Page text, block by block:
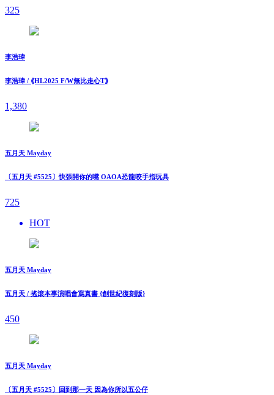
325
李浩瑋
李浩瑋 / ⟪HL2025 F/W無比走⼼T⟫
1,380
五月天 Mayday
〔五月天 #5525〕快張開你的嘴 OAOA恐龍咬手指玩具
725
HOT
五月天 Mayday
五月天 / 搖滾本事演唱會寫真書 {創世紀復刻版}
450
五月天 Mayday
〔五月天 #5525〕回到那一天 因為你所以五公仔